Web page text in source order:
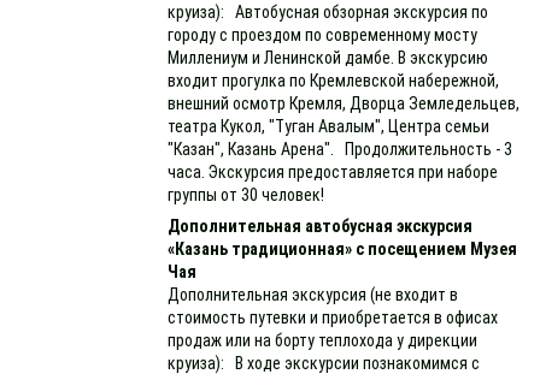
круиза): Автобусная обзорная экскурсия по
городу с проездом по современному мосту
Миллениум и Ленинской дамбе. В экскурсию
входит прогулка по Кремлевской набережной,
внешний осмотр Кремля, Дворца Земледельцев,
театра Кукол, "Туган Авалым", Центра семьи
"Казан", Казань Арена". Продолжительность - 3
часа. Экскурсия предоставляется при наборе
группы от 30 человек!
Дополнительная автобусная экскурсия
«Казань традиционная» с посещением Музея
Чая
Дополнительная экскурсия (не входит в
стоимость путевки и приобретается в офисах
продаж или на борту теплохода у дирекции
круиза): В ходе экскурсии познакомимся с